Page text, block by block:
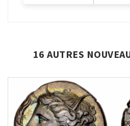
16 AUTRES